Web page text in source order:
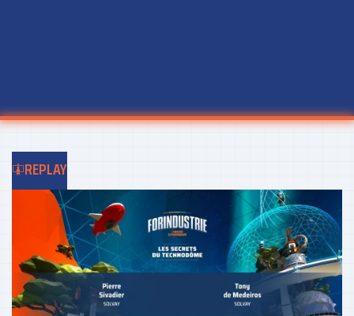
REPLAY